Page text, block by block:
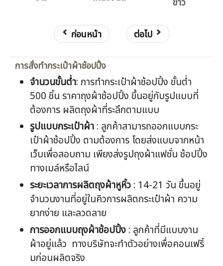
ขาว
ก่อนหน้า ต่อไป
การสั่งทำกระเป๋าผ้าช้อปปิ้ง
จำนวนขั้นต่ำ: การทำกระเป๋าผ้าช้อปปิ้ง ขั้นต่ำ
500 ชิ้น ราคาถุงผ้าช้อปปิ้ง ขึ้นอยู่กับรูปแบบที่
ต้องการ ผลิตถุงผ้าที่ระลึกตามแบบ
รูปแบบกระเป๋าผ้า : ลูกค้าสามารถออกแบบกระ
เป๋าผ้าช้อปปิ้ง ตามต้องการ โดยส่งแบบจากหน้า
เว็บเพื่อสอบถาม เพียงส่งรูปถุงผ้าแฟชั่น ช้อปปิ้ง
ทางเมล์หรือไลน์
ระยะเวลาการผลิตถุงผ้าหูหิ้ว : 14-21 วัน ขึ้นอยู่
จำนวนงานที่อยู่ในคิวการผลิตกระเป๋าผ้า ความ
ยากง่าย และลวดลาย
การออกแบบถุงผ้าช้อปปิ้ง : ลูกค้าที่มีแบบงาน
ผ้าอยู่แล้ว ทางบริษัทจะทำตัวอย่างเพื่อคอนเฟริ์
มก่อนผลิตจริง